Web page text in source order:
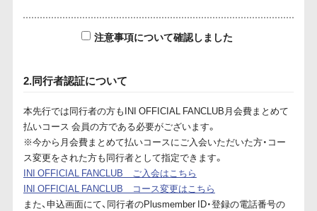
注意事項について確認しました
2.同行者認証について
本先行では同行者の方もINI OFFICIAL FANCLUB月会費まとめて
払いコース 会員の方である必要がございます。
※今から月会費まとめて払いコースにご入会いただいた方・コー
ス変更をされた方も同行者として指定できます。
INI OFFICIAL FANCLUB ご入会はこちら
INI OFFICIAL FANCLUB コース変更はこちら
また、申込画面にて、同行者のPlusmember ID・登録の電話番号の